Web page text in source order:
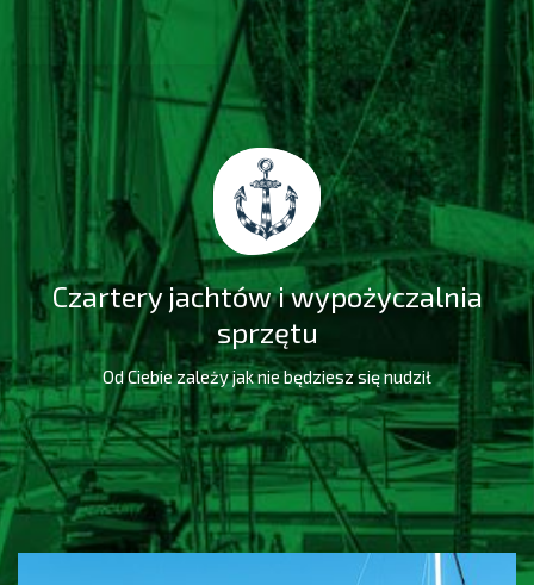
Czartery jachtów i wypożyczalnia
sprzętu
Od Ciebie zależy jak nie będziesz się nudził